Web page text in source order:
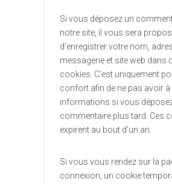
Si vous déposez un
notre site, il vous sera
d’enregistrer votre nom,
messagerie et site web dans
cookies. C’est uniquement
confort afin de ne pas avoir
informations si vous
commentaire plus tard. Ces
expirent au bout d’un an.
Si vous vous rendez sur la
connexion, un cookie